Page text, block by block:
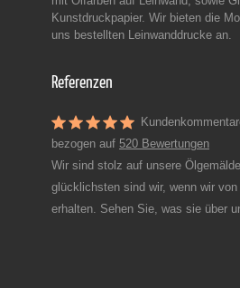
Kunstdruckpapier. Wir bieten die
uns bestellten Leinwanddrucke an.
Referenzen
bezogen auf 520 Bewertungen
Wir sind stolz auf unsere
glücklichsten sind wir, wenn wir
erhalten. Sehen Sie, was sie über